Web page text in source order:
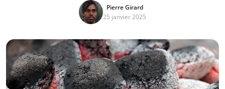
Pierre Girard
25 janvier 2025